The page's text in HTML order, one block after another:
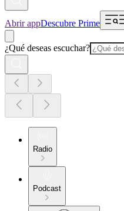
Abrir appDescubre Prime
¿Qué deseas escuchar?
Radio
Podcast